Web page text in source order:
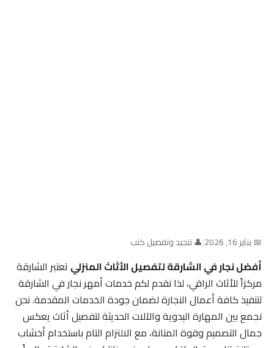
📅 يناير 16, 2026 |👤 تنجيد وتفصيل كنب
أفضل نجار في الشارقة لتفصيل الأثاث المنزليتعتبر الشارقة
مركزاً للأثاث الراقي، لذا نقدم لكم خدمات أمهر نجار في الشارقة
لتنفيذ كافة أعمال النجارة لضمان جودة الخدمات المقدمة. نحن
نجمع بين المهارة اليدوية والآلات الحديثة لتفصيل أثاث يعكس
جمال التصميم وقوة المتانة، مع الالتزام التام باستخدام أخشاب